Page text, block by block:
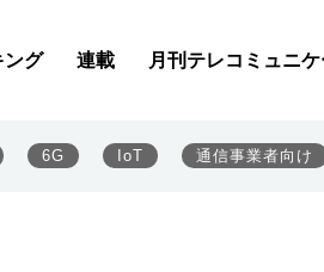
ング 連載 月刊テレコミュニ
6G IoT 通信事業者向け